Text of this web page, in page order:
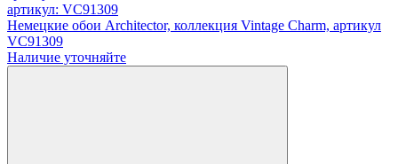
артикул: VC91309
Немецкие обои Architector, коллекция Vintage Charm, артикул
VC91309
Наличие уточняйте